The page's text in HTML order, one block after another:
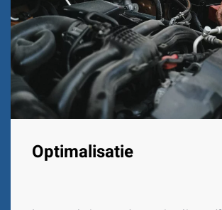
Optimalisatie